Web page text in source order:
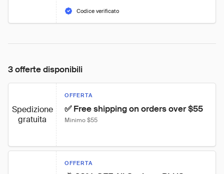
Codice verificato
3 offerte disponibili
Spedizione
gratuita
OFFERTA
✅ Free shipping on orders over $55
Minimo $55
OFFERTA